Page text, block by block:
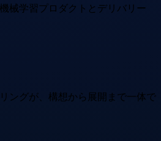
械学習プロダクトとデリバリー
ングが、構想から展開まで一体で